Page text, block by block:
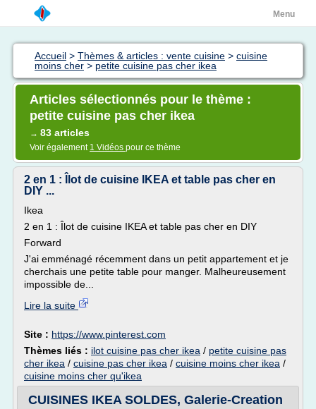
Menu
Accueil > Thèmes & articles : vente cuisine > cuisine
moins cher > petite cuisine pas cher ikea
Articles sélectionnés pour le thème :
petite cuisine pas cher ikea
→ 83 articles
Voir également 1 Vidéos pour ce thème
2 en 1 : Îlot de cuisine IKEA et table pas cher en
DIY ...
Ikea
2 en 1 : Îlot de cuisine IKEA et table pas cher en DIY
Forward
J'ai emménagé récemment dans un petit appartement et je
cherchais une petite table pour manger. Malheureusement
impossible de...
Lire la suite
Site : https://www.pinterest.com
Thèmes liés : ilot cuisine pas cher ikea / petite cuisine pas
cher ikea / cuisine pas cher ikea / cuisine moins cher ikea /
cuisine moins cher qu'ikea
CUISINES IKEA SOLDES, Galerie-Creation